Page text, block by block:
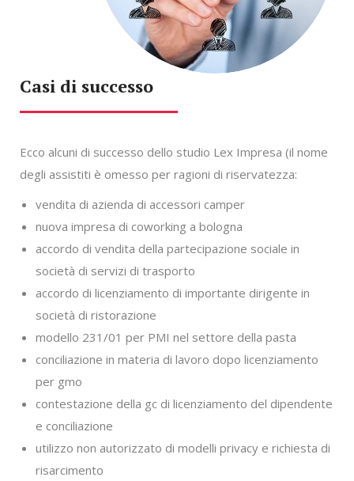
Casi di successo
Ecco alcuni di successo dello studio Lex Impresa (il nome
degli assistiti è omesso per ragioni di riservatezza:
vendita di azienda di accessori camper
nuova impresa di coworking a bologna
accordo di vendita della partecipazione sociale in
società di servizi di trasporto
accordo di licenziamento di importante dirigente in
società di ristorazione
modello 231/01 per PMI nel settore della pasta
conciliazione in materia di lavoro dopo licenziamento
per gmo
contestazione della gc di licenziamento del dipendente
e conciliazione
utilizzo non autorizzato di modelli privacy e richiesta di
risarcimento